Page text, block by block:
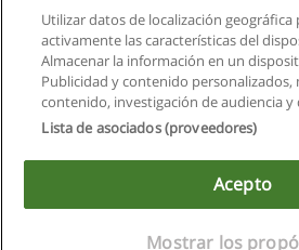
Privacidad de
Contactar con
Copyright © Educaedu Business S.L. -
Utilizar datos de localización geográfica
activamente las características del
Almacenar la información en un
Publicidad y contenido
contenido, investigación de audiencia y
Lista de asociados (proveedores)
Acepto
Mostrar los